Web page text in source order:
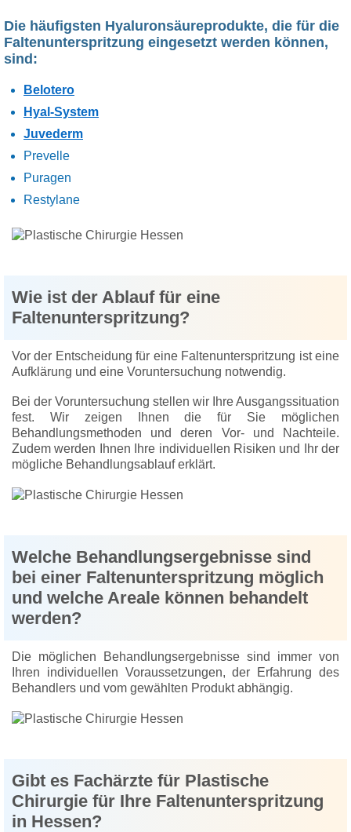
Die häufigsten Hyaluronsäureprodukte, die für die
Faltenunterspritzung eingesetzt werden können,
sind:
Belotero
Hyal-System
Juvederm
Prevelle
Puragen
Restylane
Wie ist der Ablauf für eine
Faltenunterspritzung?
Vor der Entscheidung für eine Faltenunterspritzung ist eine
Aufklärung und eine Voruntersuchung notwendig.
Bei der Voruntersuchung stellen wir Ihre Ausgangssituation
fest. Wir zeigen Ihnen die für Sie möglichen
Behandlungsmethoden und deren Vor- und Nachteile.
Zudem werden Ihnen Ihre individuellen Risiken und Ihr der
mögliche Behandlungsablauf erklärt.
Welche Behandlungsergebnisse sind
bei einer Faltenunterspritzung möglich
und welche Areale können behandelt
werden?
Die möglichen Behandlungsergebnisse sind immer von
Ihren individuellen Voraussetzungen, der Erfahrung des
Behandlers und vom gewählten Produkt abhängig.
Gibt es Fachärzte für Plastische
Chirurgie für Ihre Faltenunterspritzung
in Hessen?